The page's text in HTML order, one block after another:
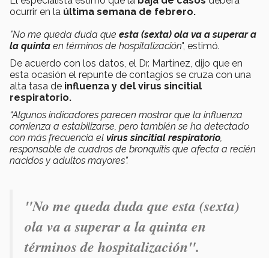
ocurrir en la última semana de febrero.
"No me queda duda que esta (sexta) ola va a superar a
la quinta en términos de hospitalización", estimó.
De acuerdo con los datos, el Dr. Martínez, dijo que en
esta ocasión el repunte de contagios se cruza con una
alta tasa de influenza y del virus sincitial
respiratorio.
“Algunos indicadores parecen mostrar que la influenza
comienza a estabilizarse, pero también se ha detectado
con más frecuencia el virus sincitial respiratorio,
responsable de cuadros de bronquitis que afecta a recién
nacidos y adultos mayores”.
"No me queda duda que esta (sexta)
ola va a superar a la quinta en
términos de hospitalización".